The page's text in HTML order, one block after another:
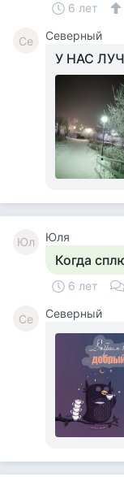
6 лет
Се Северный
У НАС
Юл Юля
Когда
6 лет
Се Северный